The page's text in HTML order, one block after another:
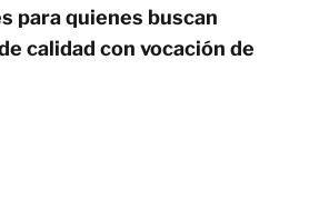
para quienes buscan
calidad con vocación de